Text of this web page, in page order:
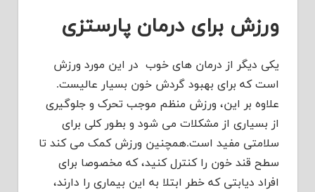
ورزش برای درمان پارستزی
یکی دیگر از درمان های خوب در این مورد ورزش
است که برای بهبود گردش خون بسیار عالیست.
علاوه بر این، ورزش منظم موجب تحرک و جلوگیری
از بسیاری از مشکلات می شود و بطور کلی برای
سلامتی مفید است.همچنین ورزش کمک می کند تا
سطح قند خون را کنترل کنید، که مخصوصا برای
افراد دیابتی که خطر ابتلا به این بیماری را دارند،